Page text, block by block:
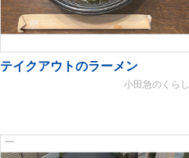
テイクアウトのラーメン
小田急のくらし